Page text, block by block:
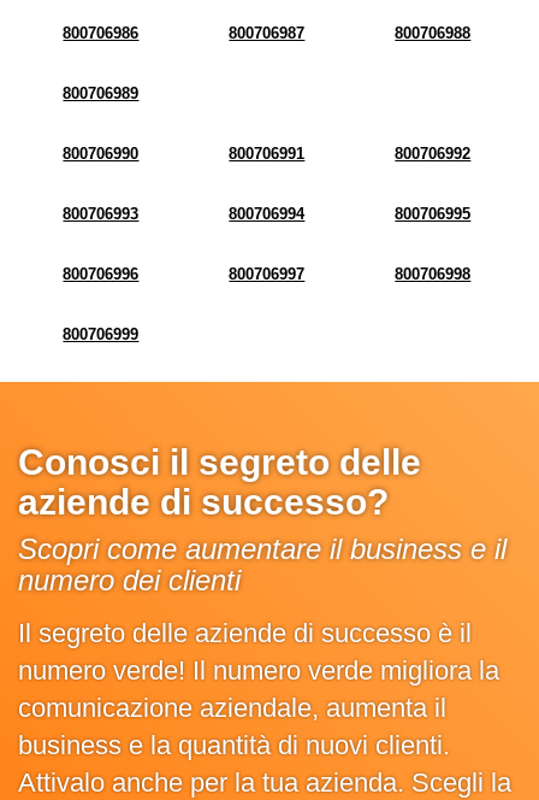
800706986 800706987 800706988
800706989
800706990 800706991 800706992
800706993 800706994 800706995
800706996 800706997 800706998
800706999
Conosci il segreto delle
aziende di successo?
Scopri come aumentare il business e il
numero dei clienti
Il segreto delle aziende di successo è il
numero verde! Il numero verde migliora la
comunicazione aziendale, aumenta il
business e la quantità di nuovi clienti.
Attivalo anche per la tua azienda. Scegli la